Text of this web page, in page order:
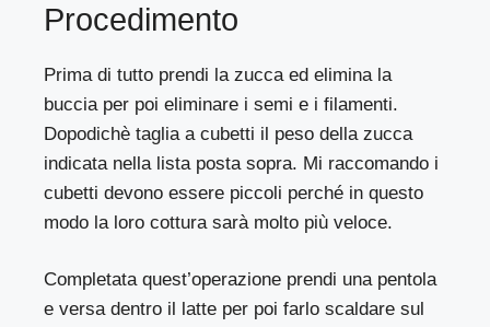
Procedimento
Prima di tutto prendi la zucca ed elimina la
buccia per poi eliminare i semi e i filamenti.
Dopodichè taglia a cubetti il peso della zucca
indicata nella lista posta sopra. Mi raccomando i
cubetti devono essere piccoli perché in questo
modo la loro cottura sarà molto più veloce.
Completata quest’operazione prendi una pentola
e versa dentro il latte per poi farlo scaldare sul